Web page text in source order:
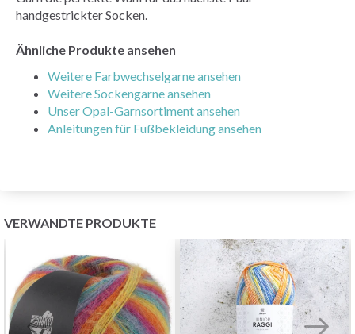
handgestrickter Socken.
Ähnliche Produkte ansehen
Weitere Farbwechselgarne ansehen
Weitere Sockengarne ansehen
Unser Opal-Garnsortiment ansehen
Anleitungen für Fußbekleidung ansehen
VERWANDTE PRODUKTE
Sparen Sie bis zu 50%